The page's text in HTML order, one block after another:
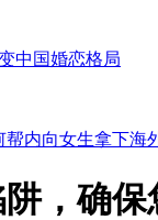
中国婚恋格局
内向女生拿下海
，确